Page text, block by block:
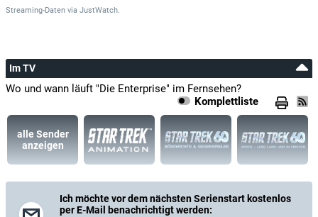
Streaming-Daten via JustWatch.
Im TV
Wo und wann läuft "Die Enterprise" im Fernsehen?
Komplettliste
alle Sender
anzeigen
Ich möchte vor dem nächsten Serienstart kostenlos
per E-Mail benachrichtigt werden: